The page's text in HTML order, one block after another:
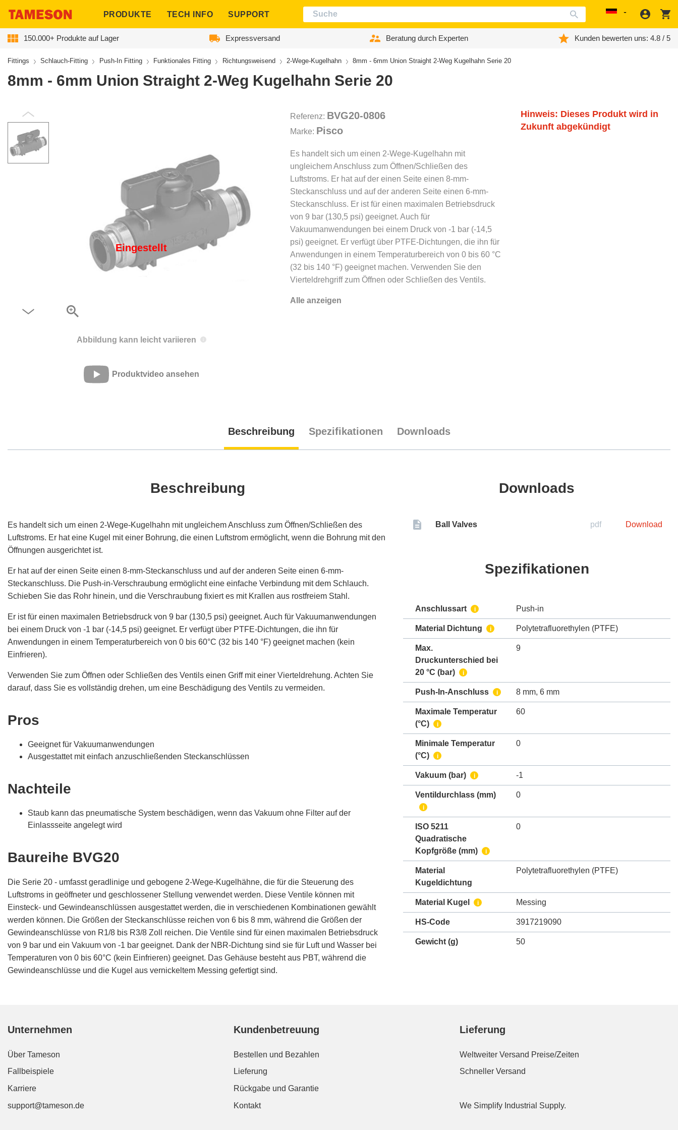
PRODUKTE TECH INFO SUPPORT Localization
150.000+ Produkte auf Lager Expressversand Beratung durch Experten Kunden bewerten uns: 4.8 / 5
Fittings Schlauch-Fitting Push-In Fitting Funktionales Fitting Richtungsweisend 2-Wege-Kugelhahn 8mm - 6mm Union Straight 2-Weg Kugelhahn Serie 20
8mm - 6mm Union Straight 2-Weg Kugelhahn Serie 20
Eingestellt
Abbildung kann leicht variieren
Produktvideo ansehen
Referenz: BVG20-0806
Marke: Pisco
Es handelt sich um einen 2-Wege-Kugelhahn mit
ungleichem Anschluss zum Öffnen/Schließen des
Luftstroms. Er hat auf der einen Seite einen 8-mm-
Steckanschluss und auf der anderen Seite einen 6-mm-
Steckanschluss. Er ist für einen maximalen Betriebsdruck
von 9 bar (130,5 psi) geeignet. Auch für
Vakuumanwendungen bei einem Druck von -1 bar (-14,5
psi) geeignet. Er verfügt über PTFE-Dichtungen, die ihn für
Anwendungen in einem Temperaturbereich von 0 bis 60 °C
(32 bis 140 °F) geeignet machen. Verwenden Sie den
Vierteldrehgriff zum Öffnen oder Schließen des Ventils.
Alle anzeigen
Hinweis: Dieses Produkt wird in
Zukunft abgekündigt
Beschreibung Spezifikationen Downloads
Beschreibung
Es handelt sich um einen 2-Wege-Kugelhahn mit ungleichem Anschluss zum Öffnen/Schließen des
Luftstroms. Er hat eine Kugel mit einer Bohrung, die einen Luftstrom ermöglicht, wenn die Bohrung mit den
Öffnungen ausgerichtet ist.
Er hat auf der einen Seite einen 8-mm-Steckanschluss und auf der anderen Seite einen 6-mm-
Steckanschluss. Die Push-in-Verschraubung ermöglicht eine einfache Verbindung mit dem Schlauch.
Schieben Sie das Rohr hinein, und die Verschraubung fixiert es mit Krallen aus rostfreiem Stahl.
Er ist für einen maximalen Betriebsdruck von 9 bar (130,5 psi) geeignet. Auch für Vakuumanwendungen
bei einem Druck von -1 bar (-14,5 psi) geeignet. Er verfügt über PTFE-Dichtungen, die ihn für
Anwendungen in einem Temperaturbereich von 0 bis 60°C (32 bis 140 °F) geeignet machen (kein
Einfrieren).
Verwenden Sie zum Öffnen oder Schließen des Ventils einen Griff mit einer Vierteldrehung. Achten Sie
darauf, dass Sie es vollständig drehen, um eine Beschädigung des Ventils zu vermeiden.
Pros
Geeignet für Vakuumanwendungen
Ausgestattet mit einfach anzuschließenden Steckanschlüssen
Nachteile
Staub kann das pneumatische System beschädigen, wenn das Vakuum ohne Filter auf der
Einlassseite angelegt wird
Baureihe BVG20
Die Serie 20 - umfasst geradlinige und gebogene 2-Wege-Kugelhähne, die für die Steuerung des
Luftstroms in geöffneter und geschlossener Stellung verwendet werden. Diese Ventile können mit
Einsteck- und Gewindeanschlüssen ausgestattet werden, die in verschiedenen Kombinationen gewählt
werden können. Die Größen der Steckanschlüsse reichen von 6 bis 8 mm, während die Größen der
Gewindeanschlüsse von R1/8 bis R3/8 Zoll reichen. Die Ventile sind für einen maximalen Betriebsdruck
von 9 bar und ein Vakuum von -1 bar geeignet. Dank der NBR-Dichtung sind sie für Luft und Wasser bei
Temperaturen von 0 bis 60°C (kein Einfrieren) geeignet. Das Gehäuse besteht aus PBT, während die
Gewindeanschlüsse und die Kugel aus vernickeltem Messing gefertigt sind.
Downloads
Ball Valves pdf Download
Spezifikationen
Anschlussart i Push-in
Material Dichtung i Polytetrafluorethylen (PTFE)
Max.
Druckunterschied bei
20 °C (bar)
i
9
Push-In-Anschluss i 8 mm, 6 mm
Maximale Temperatur
(°C)
i
60
Minimale Temperatur
(°C)
i
0
Vakuum (bar) i -1
Ventildurchlass (mm)
i
0
ISO 5211
Quadratische
Kopfgröße (mm) i
0
Material
Kugeldichtung
Polytetrafluorethylen (PTFE)
Material Kugel i Messing
HS-Code 3917219090
Gewicht (g) 50
Unternehmen
Über Tameson
Fallbeispiele
Karriere
support@tameson.de
Kundenbetreuung
Bestellen und Bezahlen
Lieferung
Rückgabe und Garantie
Kontakt
Lieferung
Weltweiter Versand Preise/Zeiten
Schneller Versand
We Simplify Industrial Supply.